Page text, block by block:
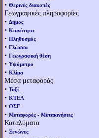
• Θερινές διακοπές
Γεωγραφικές πληροφορίες
• Δήμος
• Κοινότητα
• Πληθυσμός
• Γλώσσα
• Γεωγραφική θέση
• Υψόμετρο
• Κλίμα
Μέσα μεταφοράς
• Ταξί
• ΚΤΕΛ
• ΟΣΕ
• Μεταφορές - Μετακινήσεις
Καταλύματα
• Ξενώνες